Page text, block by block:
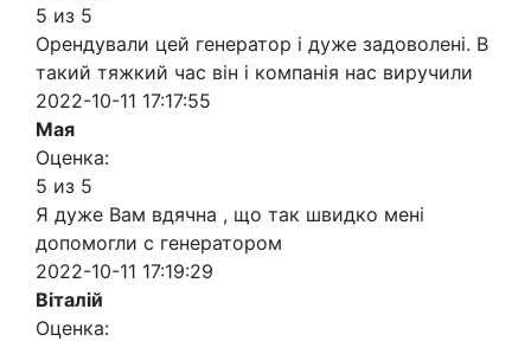
5 из 5
Орендували цей генератор і дуже задоволені. В
такий тяжкий час він і компанія нас виручили
2022-10-11 17:17:55
Мая
Оценка:
5 из 5
Я дуже Вам вдячна , що так швидко мені
допомогли с генератором
2022-10-11 17:19:29
Віталій
Оценка: